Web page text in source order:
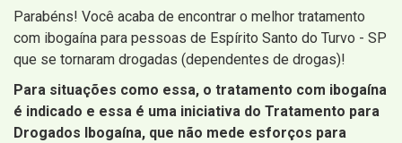
Parabéns! Você acaba de encontrar o melhor tratamento
com ibogaína para pessoas de Espírito Santo do Turvo - SP
que se tornaram drogadas (dependentes de drogas)!
Para situações como essa, o tratamento com ibogaína
é indicado e essa é uma iniciativa do Tratamento para
Drogados Ibogaína, que não mede esforços para